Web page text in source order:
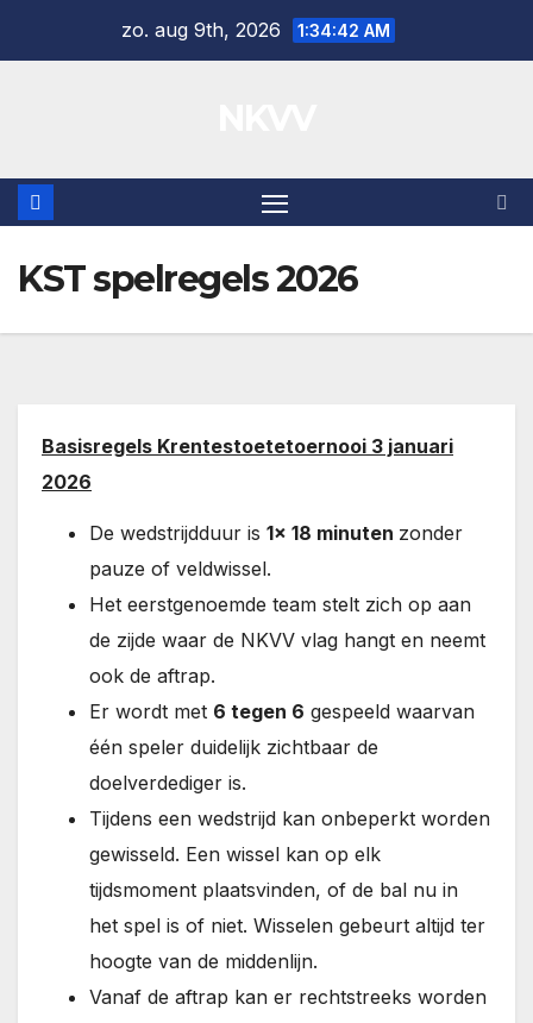
zo. aug 9th, 2026 1:34:42 AM
KST spelregels 2026
Basisregels Krentestoetetoernooi 3 januari
2026
De wedstrijdduur is 1x 18 minuten zonder
pauze of veldwissel.
Het eerstgenoemde team stelt zich op aan
de zijde waar de NKVV vlag hangt en neemt
ook de aftrap.
Er wordt met 6 tegen 6 gespeeld waarvan
één speler duidelijk zichtbaar de
doelverdediger is.
Tijdens een wedstrijd kan onbeperkt worden
gewisseld. Een wissel kan op elk
tijdsmoment plaatsvinden, of de bal nu in
het spel is of niet. Wisselen gebeurt altijd ter
hoogte van de middenlijn.
Vanaf de aftrap kan er rechtstreeks worden